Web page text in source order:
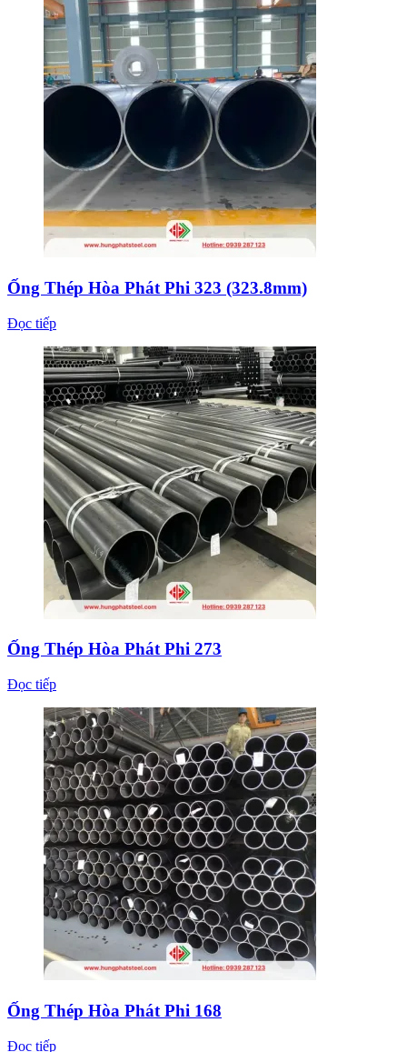
Ống Thép Hòa Phát Phi 323 (323.8mm)
Đọc tiếp
Ống Thép Hòa Phát Phi 273
Đọc tiếp
Ống Thép Hòa Phát Phi 168
Đọc tiếp
Ống Thép Hòa Phát Phi 114 (OD114.3, OD113.5)
Đọc tiếp